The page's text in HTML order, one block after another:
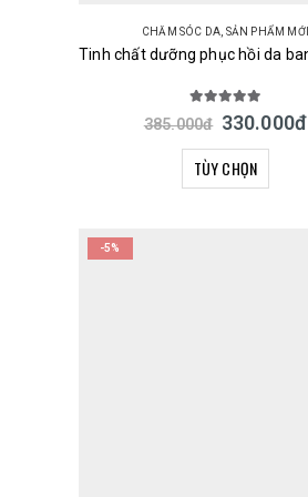
CHĂM SÓC DA, SẢN PHẨM MỚI
out of 5
385.000đ 330.000đ
TÙY CHỌN
-5%